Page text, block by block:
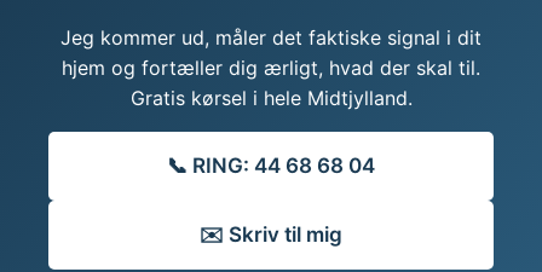
Jeg kommer ud, måler det faktiske signal i dit
hjem og fortæller dig ærligt, hvad der skal til.
Gratis kørsel i hele Midtjylland.
📞 RING: 44 68 68 04
✉️ Skriv til mig